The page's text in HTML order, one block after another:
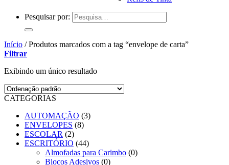
Pesquisar por:
Início /Produtos marcados com a tag “envelope de carta”
Filtrar
Exibindo um único resultado
CATEGORIAS
AUTOMAÇÃO (3)
ENVELOPES (8)
ESCOLAR (2)
ESCRITÓRIO (44)
Almofadas para Carimbo (0)
Blocos Adesivos (0)